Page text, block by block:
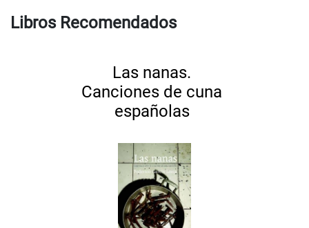
Libros Recomendados
Las nanas.
Canciones de cuna
españolas